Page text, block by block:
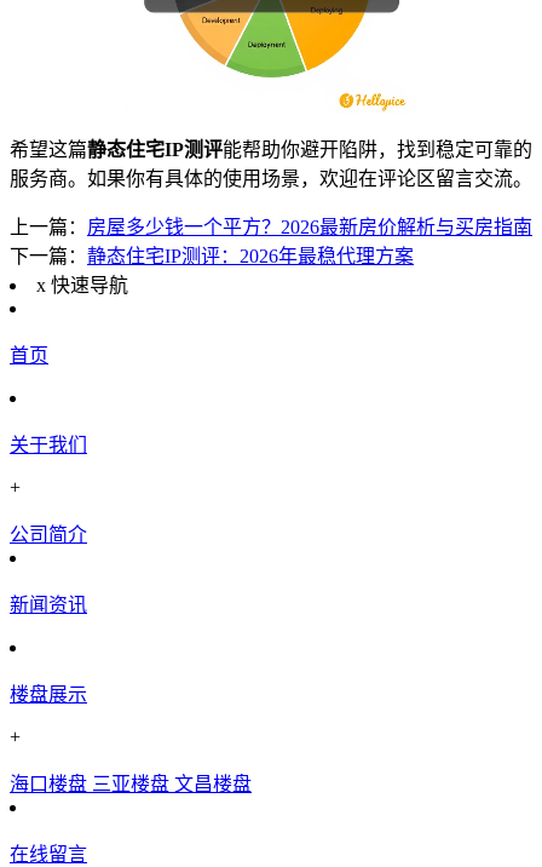
希望这篇静态住宅IP测评能帮助你避开陷阱，找到稳定可靠的
服务商。如果你有具体的使用场景，欢迎在评论区留言交流。
上一篇： 房屋多少钱一个平方？2026最新房价解析与买房指南
下一篇： 静态住宅IP测评：2026年最稳代理方案
x 快速导航
首页
关于我们
+
公司简介
新闻资讯
楼盘展示
+
海口楼盘 三亚楼盘 文昌楼盘
在线留言